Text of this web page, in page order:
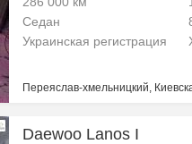
Седан
Украинская регистрация
Переяслав-хмельницкий,
Daewoo Lanos I